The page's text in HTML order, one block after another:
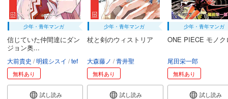
少年・青年マンガ
信じていた仲間達にダン
ジョン奥...
大前貴史 明鏡シスイ tef
無料あり
試し読み
少年・青年マンガ
杖と剣のウィストリア
大森藤ノ 青井聖
無料あり
試し読み
少年・青年マンガ
ONE PIECE モノク
尾田栄一郎
無料あり
試し読み